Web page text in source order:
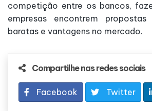
competição entre os bancos,
empresas encontrem
baratas e vantagens no mercado.
Compartilhe nas redes sociais
Facebook Twitter